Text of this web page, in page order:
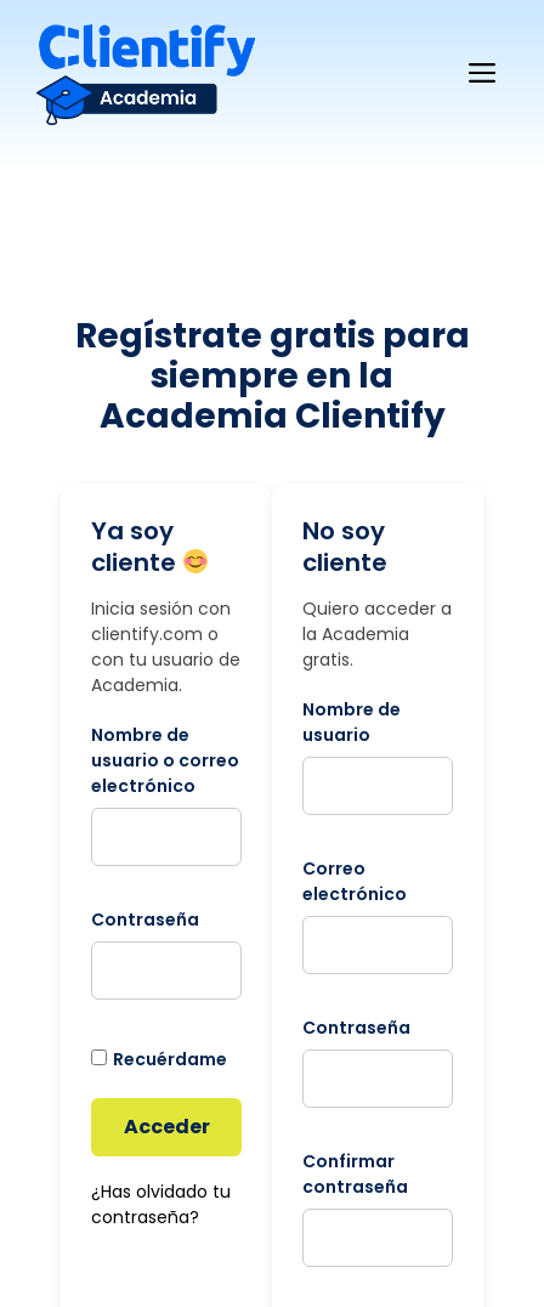
contenido
Regístrate gratis para
siempre en la
Academia Clientify
Ya soy
cliente
Inicia sesión con
clientify.com o
con tu usuario de
Academia.
Nombre de
usuario o correo
electrónico
Contraseña
Recuérdame
Acceder
¿Has olvidado tu
contraseña?
No soy
cliente
Quiero acceder a
la Academia
gratis.
Nombre de
usuario
Correo
electrónico
Contraseña
Confirmar
contraseña